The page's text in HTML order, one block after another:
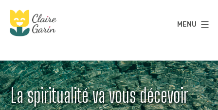
contenu
MENU
La spiritualité va vous décevoir